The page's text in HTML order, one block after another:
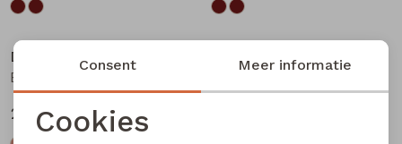
D-zine
24,99
D-zine
Noodzakelijke cookies
Consent Meer informatie
Cookies